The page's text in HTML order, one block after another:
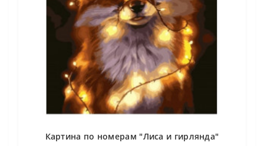
Картина по номерам "Лиса и гирлянда"